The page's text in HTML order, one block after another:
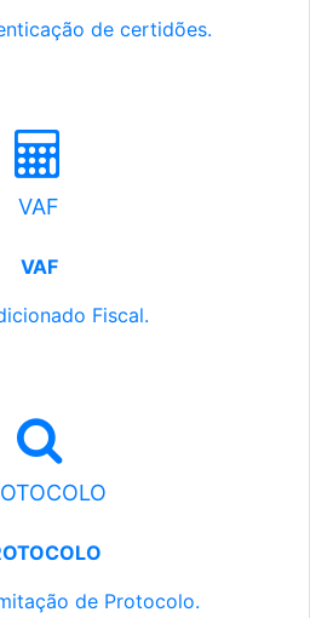
de certidões.
VAF
VAF
Fiscal.
de Protocolo.